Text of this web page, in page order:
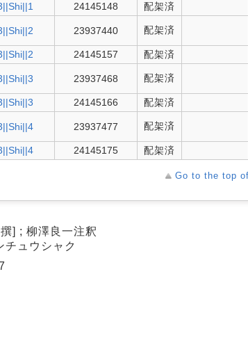
24145148 配架済
23937440 配架済
24145157 配架済
23937468 配架済
24145166 配架済
23937477 配架済
24145175 配架済
Go to the top
] ; 柳澤良一注釈
チュウシャク